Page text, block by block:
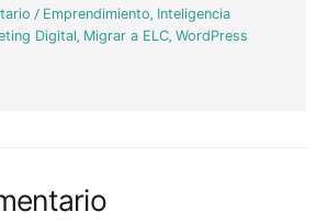
/ Emprendimiento, Inteligencia
Digital, Migrar a ELC,WordPress